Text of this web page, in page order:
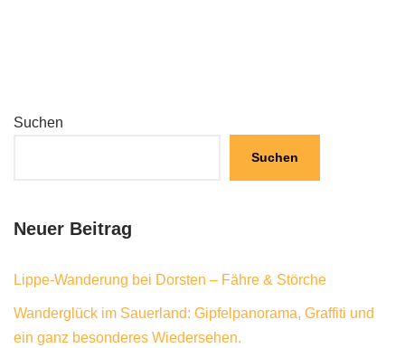
Suchen
Suchen
Neuer Beitrag
Lippe-Wanderung bei Dorsten – Fähre & Störche
Wanderglück im Sauerland: Gipfelpanorama, Graffiti und
ein ganz besonderes Wiedersehen.